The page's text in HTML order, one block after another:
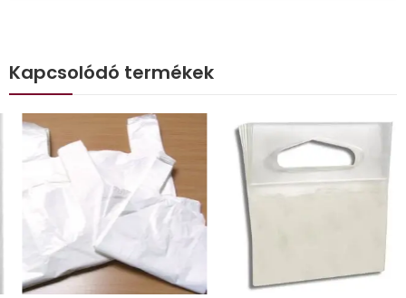
Kapcsolódó termékek